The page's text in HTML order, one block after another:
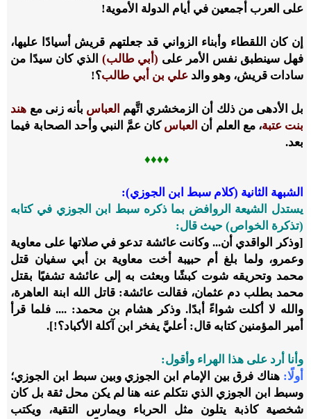
على العرب أجمعين في أيام الدولة الأموية!
إن كان اللقطاء وأبناء الزواني قد جعلتهم قريش أسيادًا عليها،
فهل سينطبق نفس الأمر على (أبي طالب) الذي كان سيدًا من
سادات قريش، وهو والد علي بن أبي طالب؟!
بل الأدهى من ذلك أن الزمخشري اتَّهم العباس بأنه زنى مع هند
بنت عتبة، مع العلم أن العباسكان عمَّ النبي وأحد الصحابة فيما
بعد.
♦♦♦♦
الشبهة الثانية (كلام سبط ابن الجوزي):
يستدل الشيعة الروافض بما ذكره سبط ابن الجوزي في كتابه
(تذكرة الخواص) حيث قال:
[وذكر الواقدي أن... وكانت عائشة تدعو في صلاتها على معاوية
وعمرو، ولما بلغ أم حبيبة أخت معاوية بن أبي سفيان قتل
محمد وتحريقه شوت كبشًا وبعثت به إلى عائشة تشفيًا بقتل
محمد بطلب دم عثمان، فقالت عائشة: قاتل الله ابنة العاهرة،
والله لا أكلت شواءً أبدًا. وذكر هشام بن محمد: .... فلما قرأ
أمير المؤمنين كتابه قال: أعليَّ يفخر ابن آكلة الأكباد؟!].
وأنا أرد على هذا الهراء وأقول:
أولًا: هناك فرق بين الإمام ابن الجوزي وبين سبط ابن الجوزي؛
وسبط ابن الجوزي الذي نتكلم عنه هنا لم يكن محل ثقة بل كان
شخصية كاذبة يتلون مثل الحرباء ويمارس التقية، ويكتب